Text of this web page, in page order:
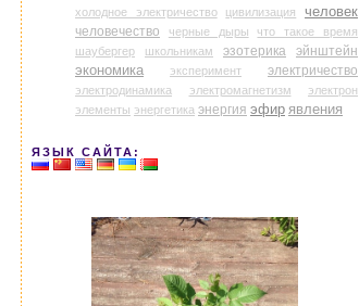
холодное электричество
цивилизация человек
человечество черные дыры
что такое время
шаубергер
школьникам эзотерика
эйнштейн
экономика
эксперимент электричество
электродинамика электромагнетизм
электрон
элементы энергетика энергия эфир явления
ЯЗЫК САЙТА: